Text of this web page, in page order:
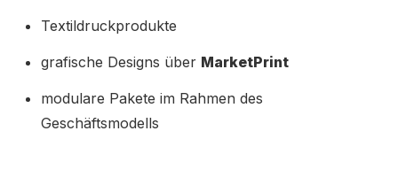
Textildruckprodukte
grafische Designs über MarketPrint
modulare Pakete im Rahmen des
Geschäftsmodells